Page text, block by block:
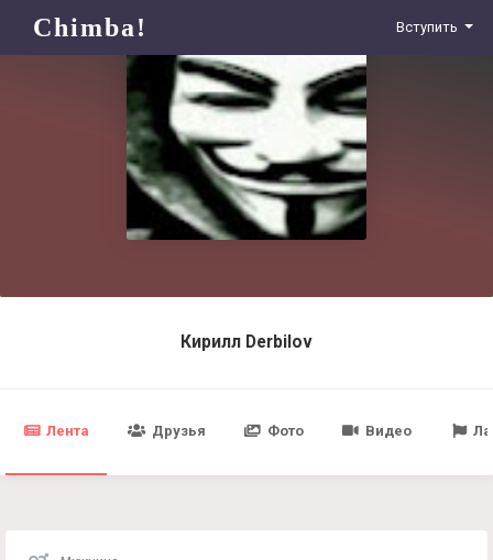
Chimba! Вступить
Кирилл Derbilov
Лента Друзья Фото Видео